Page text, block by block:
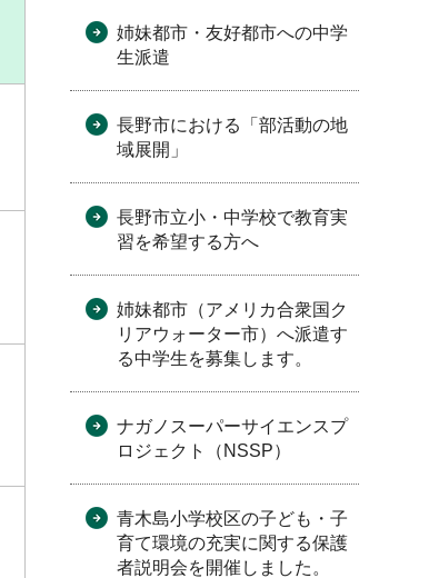
姉妹都市・友好都市への中学
生派遣
長野市における「部活動の地
域展開」
長野市立小・中学校で教育実
習を希望する方へ
姉妹都市（アメリカ合衆国ク
リアウォーター市）へ派遣す
る中学生を募集します。
ナガノスーパーサイエンスプ
ロジェクト（NSSP）
青木島小学校区の子ども・子
育て環境の充実に関する保護
者説明会を開催しました。